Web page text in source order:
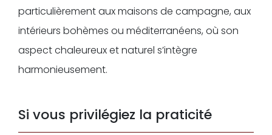
particulièrement aux maisons de campagne, aux
intérieurs bohèmes ou méditerranéens, où son
aspect chaleureux et naturel s’intègre
harmonieusement.
Si vous privilégiez la praticité